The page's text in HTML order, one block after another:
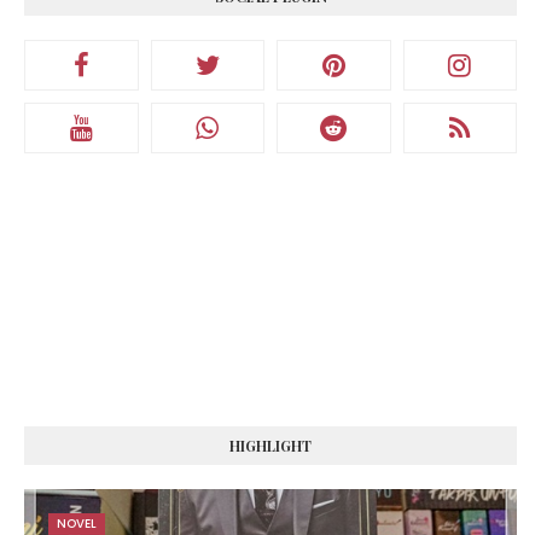
HIGHLIGHT
NOVEL